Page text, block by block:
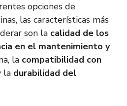
opciones de
las características más
son la calidad de los
en el mantenimiento y
la compatibilidad con
la durabilidad del